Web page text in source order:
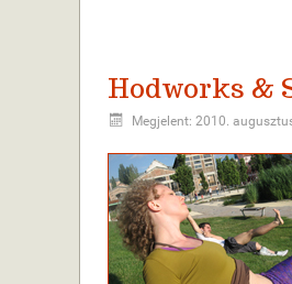
Hodworks &
Megjelent: 2010.